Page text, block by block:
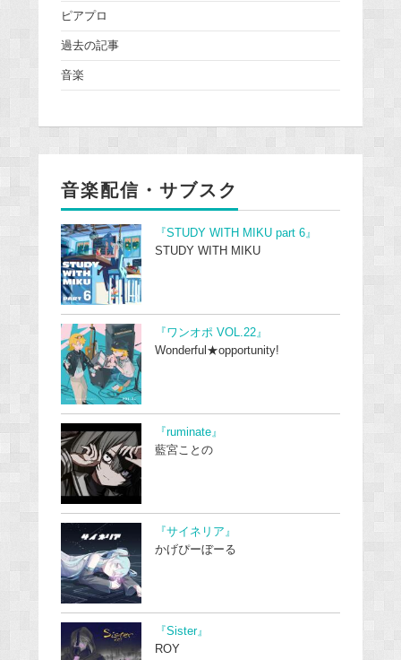
ピアプロ
過去の記事
音楽
音楽配信・サブスク
『STUDY WITH MIKU part 6』
STUDY WITH MIKU
『ワンオポ VOL.22』
Wonderful★opportunity!
『ruminate』
藍宮ことの
『サイネリア』
かげぴーぼーる
『Sister』
ROY